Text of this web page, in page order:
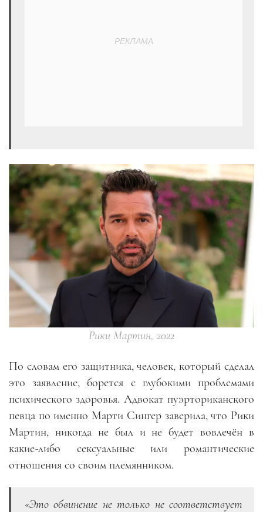
Рики Мартин, 2022
По словам его защитника, человек, который сделал
это заявление, борется с глубокими проблемами
психического здоровья. Адвокат пуэрториканского
певца по именно Марти Сингер заверила, что Рики
Мартин, никогда не был и не будет вовлечён в
какие-либо сексуальные или романтические
отношения со своим племянником.
«Это обвинение не только не соответствует